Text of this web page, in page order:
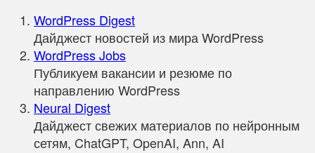
WordPress Digest
Дайджест новостей из мира WordPress
WordPress Jobs
Публикуем вакансии и резюме по
направлению WordPress
Neural Digest
Дайджест свежих материалов по нейронным
сетям, ChatGPT, OpenAI, Ann, AI